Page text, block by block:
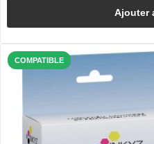
Ajouter
COMPATIBLE